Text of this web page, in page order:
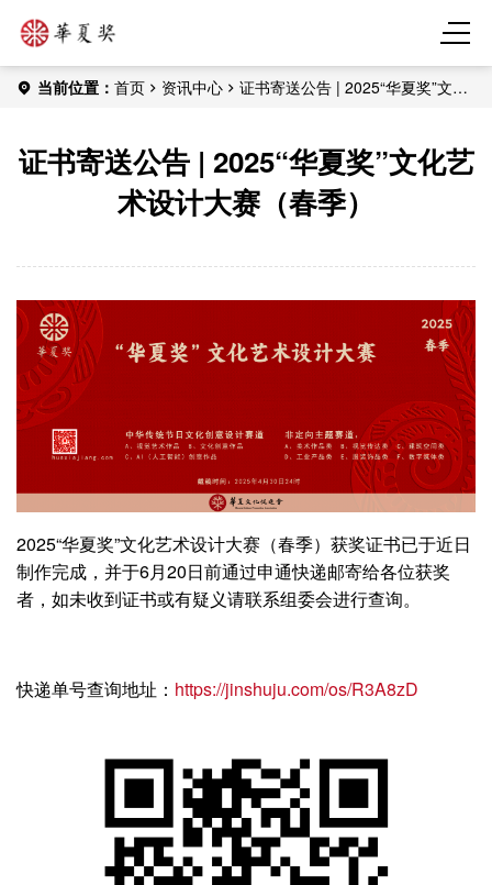
当前位置： 首页 资讯中心
证书寄送公告 | 2025“华夏奖”文化
证书寄送公告 | 2025“华夏奖”文化艺
术设计大赛（春季）
2025“华夏奖”文化艺术设计大赛（春季）获奖证书已于近日
制作完成，并于6月20日前通过申通快递邮寄给各位获奖
者，如未收到证书或有疑义请联系组委会进行查询。
快递单号查询地址： https://jinshuju.com/os/R3A8zD